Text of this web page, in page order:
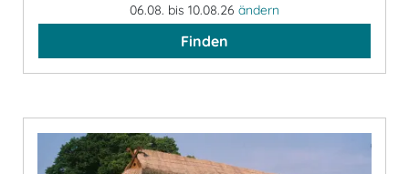
06.08. bis 10.08.26 ändern
Finden